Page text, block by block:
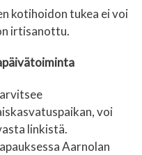
kotihoidon tukea ei voi
irtisanottu.
voi
linkistä.
Aarnolan